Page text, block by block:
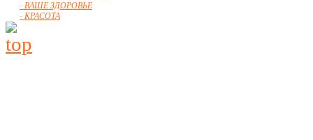
· ВАШЕ ЗДОРОВЬЕ
· КРАСОТА